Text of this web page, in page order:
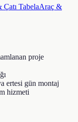
TabelaAraç &
proje
ertesi gün montaj
hizmeti